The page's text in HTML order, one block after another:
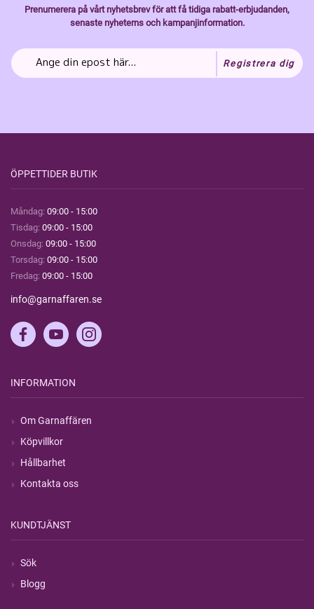
Prenumerera på vårt nyhetsbrev för att få tidiga rabatt-erbjudanden,
senaste nyheterns och kampanjinformation.
Registrera dig
ÖPPETTIDER BUTIK
Måndag: 09:00 - 15:00
Tisdag: 09:00 - 15:00
Onsdag: 09:00 - 15:00
Torsdag: 09:00 - 15:00
Fredag: 09:00 - 15:00
info@garnaffaren.se
INFORMATION
Om Garnaffären
Köpvillkor
Hållbarhet
Kontakta oss
KUNDTJÄNST
Sök
Blogg